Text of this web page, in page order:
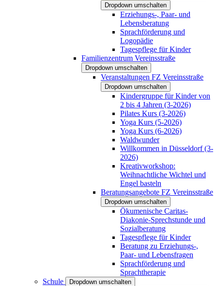
Dropdown umschalten
Erziehungs-, Paar- und
Lebensberatung
Sprachförderung und
Logopädie
Tagespflege für Kinder
Familienzentrum Vereinsstraße
Dropdown umschalten
Veranstaltungen FZ Vereinsstraße
Dropdown umschalten
Kindergruppe für Kinder von
2 bis 4 Jahren (3-2026)
Pilates Kurs (3-2026)
Yoga Kurs (5-2026)
Yoga Kurs (6-2026)
Waldwunder
Willkommen in Düsseldorf (3-
2026)
Kreativworkshop:
Weihnachtliche Wichtel und
Engel basteln
Beratungsangebote FZ Vereinsstraße
Dropdown umschalten
Ökumenische Caritas-
Diakonie-Sprechstunde und
Sozialberatung
Tagespflege für Kinder
Beratung zu Erziehungs-,
Paar- und Lebensfragen
Sprachförderung und
Sprachtherapie
Schule
Dropdown umschalten